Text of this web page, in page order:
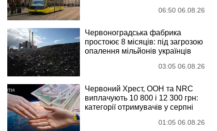
06:50 06.08.26
Червоноградська фабрика
простоює 8 місяців: під загрозою
опалення мільйонів українців
03:05 06.08.26
Червоний Хрест, ООН та NRC
виплачують 10 800 і 12 300 грн:
категорії отримувачів у серпні
01:05 06.08.26